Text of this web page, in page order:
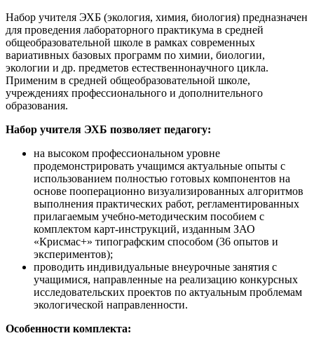
Набор учителя ЭХБ (экология, химия, биология) предназначен
для проведения лабораторного практикума в средней
общеобразовательной школе в рамках современных
вариативных базовых программ по химии, биологии,
экологии и др. предметов естественнонаучного цикла.
Применим в средней общеобразовательной школе,
учреждениях профессионального и дополнительного
образования.
Набор учителя ЭХБ позволяет педагогу:
на высоком профессиональном уровне
продемонстрировать учащимся актуальные опыты с
использованием полностью готовых компонентов на
основе пооперационно визуализированных алгоритмов
выполнения практических работ, регламентированных
прилагаемым учебно-методическим пособием с
комплектом карт-инструкций, изданным ЗАО
«Крисмас+» типографским способом (36 опытов и
экспериментов);
проводить индивидуальные внеурочные занятия с
учащимися, направленные на реализацию конкурсных
исследовательских проектов по актуальным проблемам
экологической направленности.
Особенности комплекта: